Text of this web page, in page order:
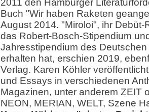
2011 den Hamburger
Buch "Wir haben Raketen
August 2014. "Miroloi", ihr Debüt-
das Robert-Bosch-Stipendium
Jahresstipendium des
erhalten hat, erschien 2019,
Verlag. Karen Köhler
und Essays in verschiedenen
Magazinen, unter anderem ZEIT
NEON, MERIAN, WELT, Szene